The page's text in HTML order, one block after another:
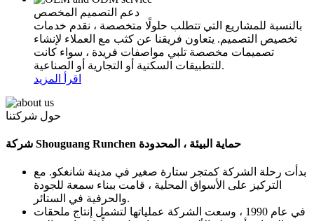
دعم التصميم المخصص
بالنسبة للمشاريع التي تتطلب حلولًا متخصصة ، نقدم خدمات
تخصيص التصميم. يتعاون فريقنا عن كثب مع العملاء لإنشاء
تصميمات مخصصة تلبي مواصفات فريدة ، سواء كانت
للتطبيقات السكنية أو التجارية أو الصناعية.
اقرأ المزيد
حول شركتنا
شركة Shouguang Runchen حماية البيئة ، المحدودة
بدأت رحلة الشركة كمتجر ستارة صغير في مدينة شانغكو. مع
التركيز على الأسواق المحلية ، قامت ببناء سمعة للجودة
والحرفية في الستائر.
في عام 1990 ، وسعت الشركة عملياتها لتشمل إنتاج ملحقات